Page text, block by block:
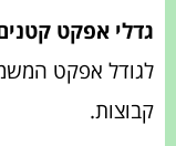
גדלי אפקט
לגודל אפקט
קבוצות.